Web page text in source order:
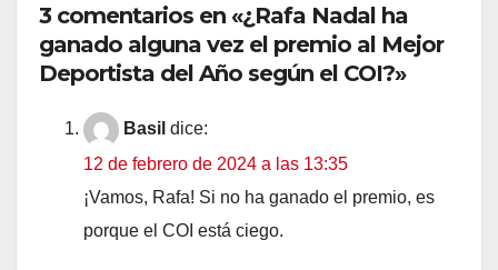
3 comentarios en «¿Rafa Nadal ha
ganado alguna vez el premio al Mejor
Deportista del Año según el COI?»
Basil dice:
12 de febrero de 2024 a las 13:35
¡Vamos, Rafa! Si no ha ganado el premio, es
porque el COI está ciego.